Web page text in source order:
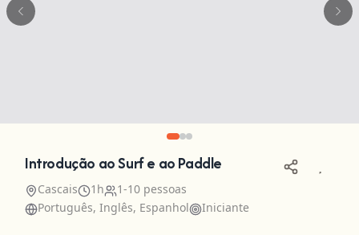
Introdução ao Surf e ao Paddle
Cascais 1h
1-10 pessoas
Português, Inglês, Espanhol
Iniciante